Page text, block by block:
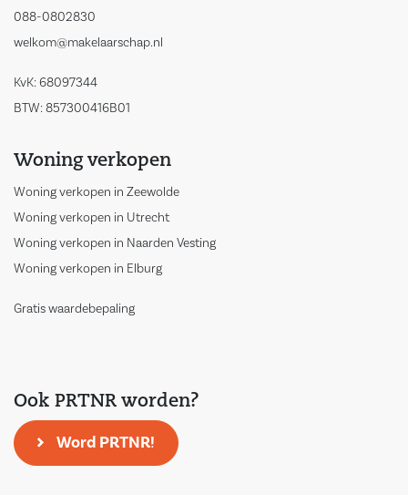
088-0802830
welkom@makelaarschap.nl
KvK: 68097344
BTW: 857300416B01
Woning verkopen
Woning verkopen in Zeewolde
Woning verkopen in Utrecht
Woning verkopen in Naarden Vesting
Woning verkopen in Elburg
Gratis waardebepaling
Ook PRTNR worden?
Word PRTNR!